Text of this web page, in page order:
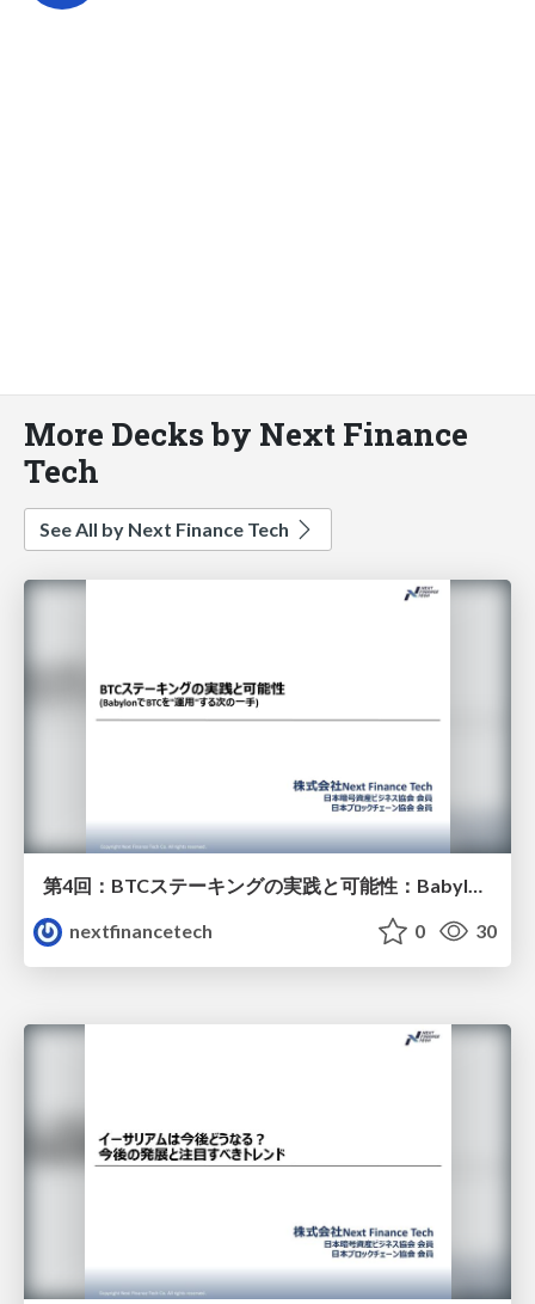
More Decks by Next Finance
Tech
See All by Next Finance Tech
第4回：BTCステーキングの実践と可能性：BabylonでBTCを"運用"する次の一手
nextfinancetech
0 30